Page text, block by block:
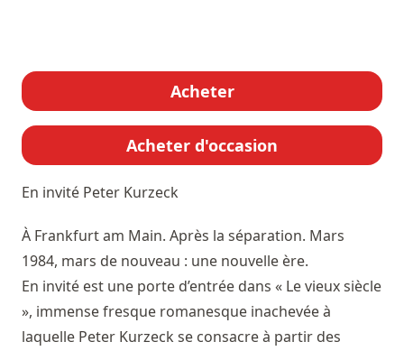
Acheter
Acheter d'occasion
En invité Peter Kurzeck
À Frankfurt am Main. Après la séparation. Mars
1984, mars de nouveau : une nouvelle ère.
En invité est une porte d’entrée dans « Le vieux siècle
», immense fresque romanesque inachevée à
laquelle Peter Kurzeck se consacre à partir des